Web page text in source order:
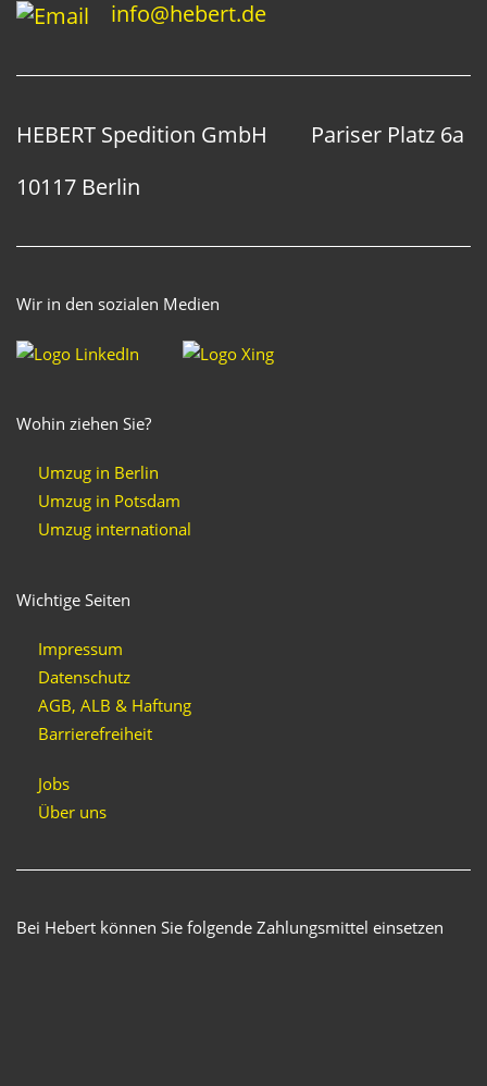
info@hebert.de
HEBERT Spedition GmbH
Pariser Platz 6a
10117 Berlin
Wir in den sozialen Medien
Wohin ziehen Sie?
Umzug in Berlin
Umzug in Potsdam
Umzug international
Wichtige Seiten
Impressum
Datenschutz
AGB, ALB & Haftung
Barrierefreiheit
Jobs
Über uns
Bei Hebert können Sie folgende Zahlungsmittel einsetzen